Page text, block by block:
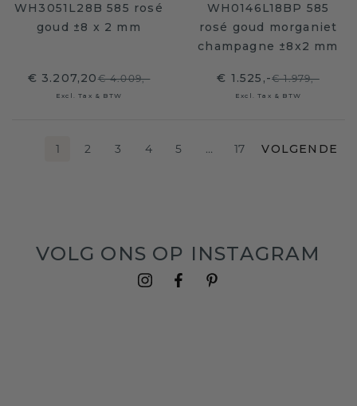
WH3051L28B 585 rosé
goud ±8 x 2 mm
€ 3.207,20€ 4.009,-
Excl. Tax & BTW
WH0146L18BP 585
rosé goud morganiet
champagne ±8x2 mm
€ 1.525,-€ 1.979,-
Excl. Tax & BTW
1 2 3 4 5 … 17 VOLGENDE
VOLG ONS OP INSTAGRAM